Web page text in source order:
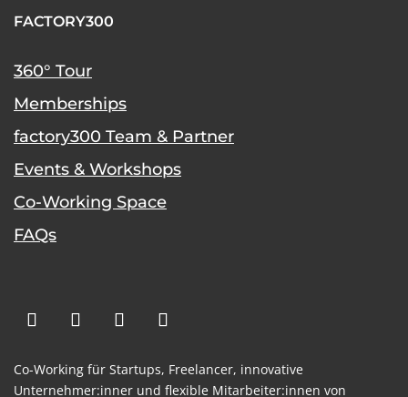
FACTORY300
360° Tour
Memberships
factory300 Team & Partner
Events & Workshops
Co-Working Space
FAQs
Co-Working für Startups, Freelancer, innovative
Unternehmer:inner und flexible Mitarbeiter:innen von